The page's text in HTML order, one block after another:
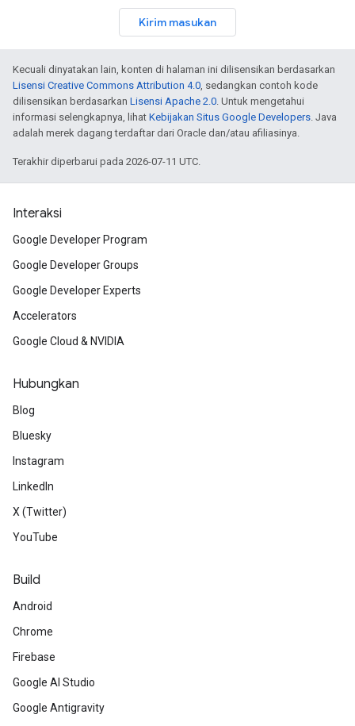
Kirim masukan
Kecuali dinyatakan lain, konten di halaman ini dilisensikan berdasarkan
Lisensi Creative Commons Attribution 4.0, sedangkan contoh kode
dilisensikan berdasarkan Lisensi Apache 2.0. Untuk mengetahui
informasi selengkapnya, lihat Kebijakan Situs Google Developers. Java
adalah merek dagang terdaftar dari Oracle dan/atau afiliasinya.
Terakhir diperbarui pada 2026-07-11 UTC.
Interaksi
Google Developer Program
Google Developer Groups
Google Developer Experts
Accelerators
Google Cloud & NVIDIA
Hubungkan
Blog
Bluesky
Instagram
LinkedIn
X (Twitter)
YouTube
Build
Android
Chrome
Firebase
Google AI Studio
Google Antigravity